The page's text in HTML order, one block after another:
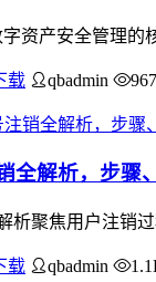
字资产安全管理
载 qbadmin 967
全解析，步骤
析聚焦用户注销
载 qbadmin